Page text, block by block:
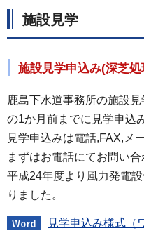
施設見学
施設見学申込み(深芝処
鹿島下水道事務所の施設
の1か月前までに見学申込
見学申込みは電話,FAX,メ
まずはお電話にてお問い合
平成24年度より風力発電
りました。
見学申込み様式（